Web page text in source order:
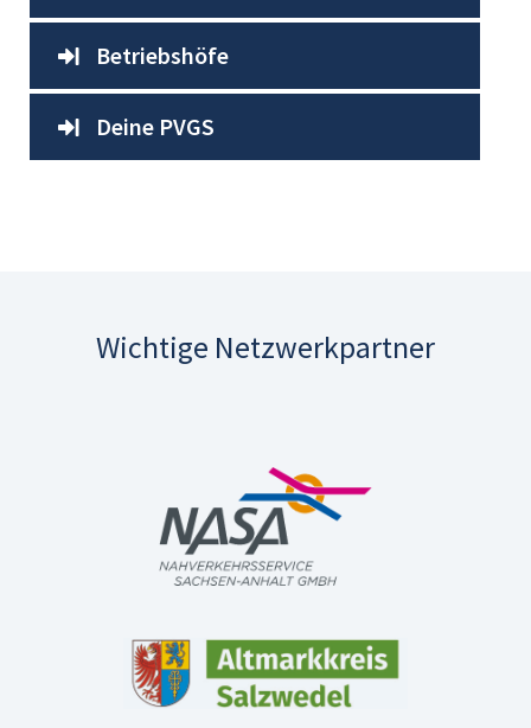
Betriebshöfe
Deine PVGS
Wichtige Netzwerkpartner